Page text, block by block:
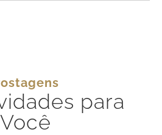
para
Você